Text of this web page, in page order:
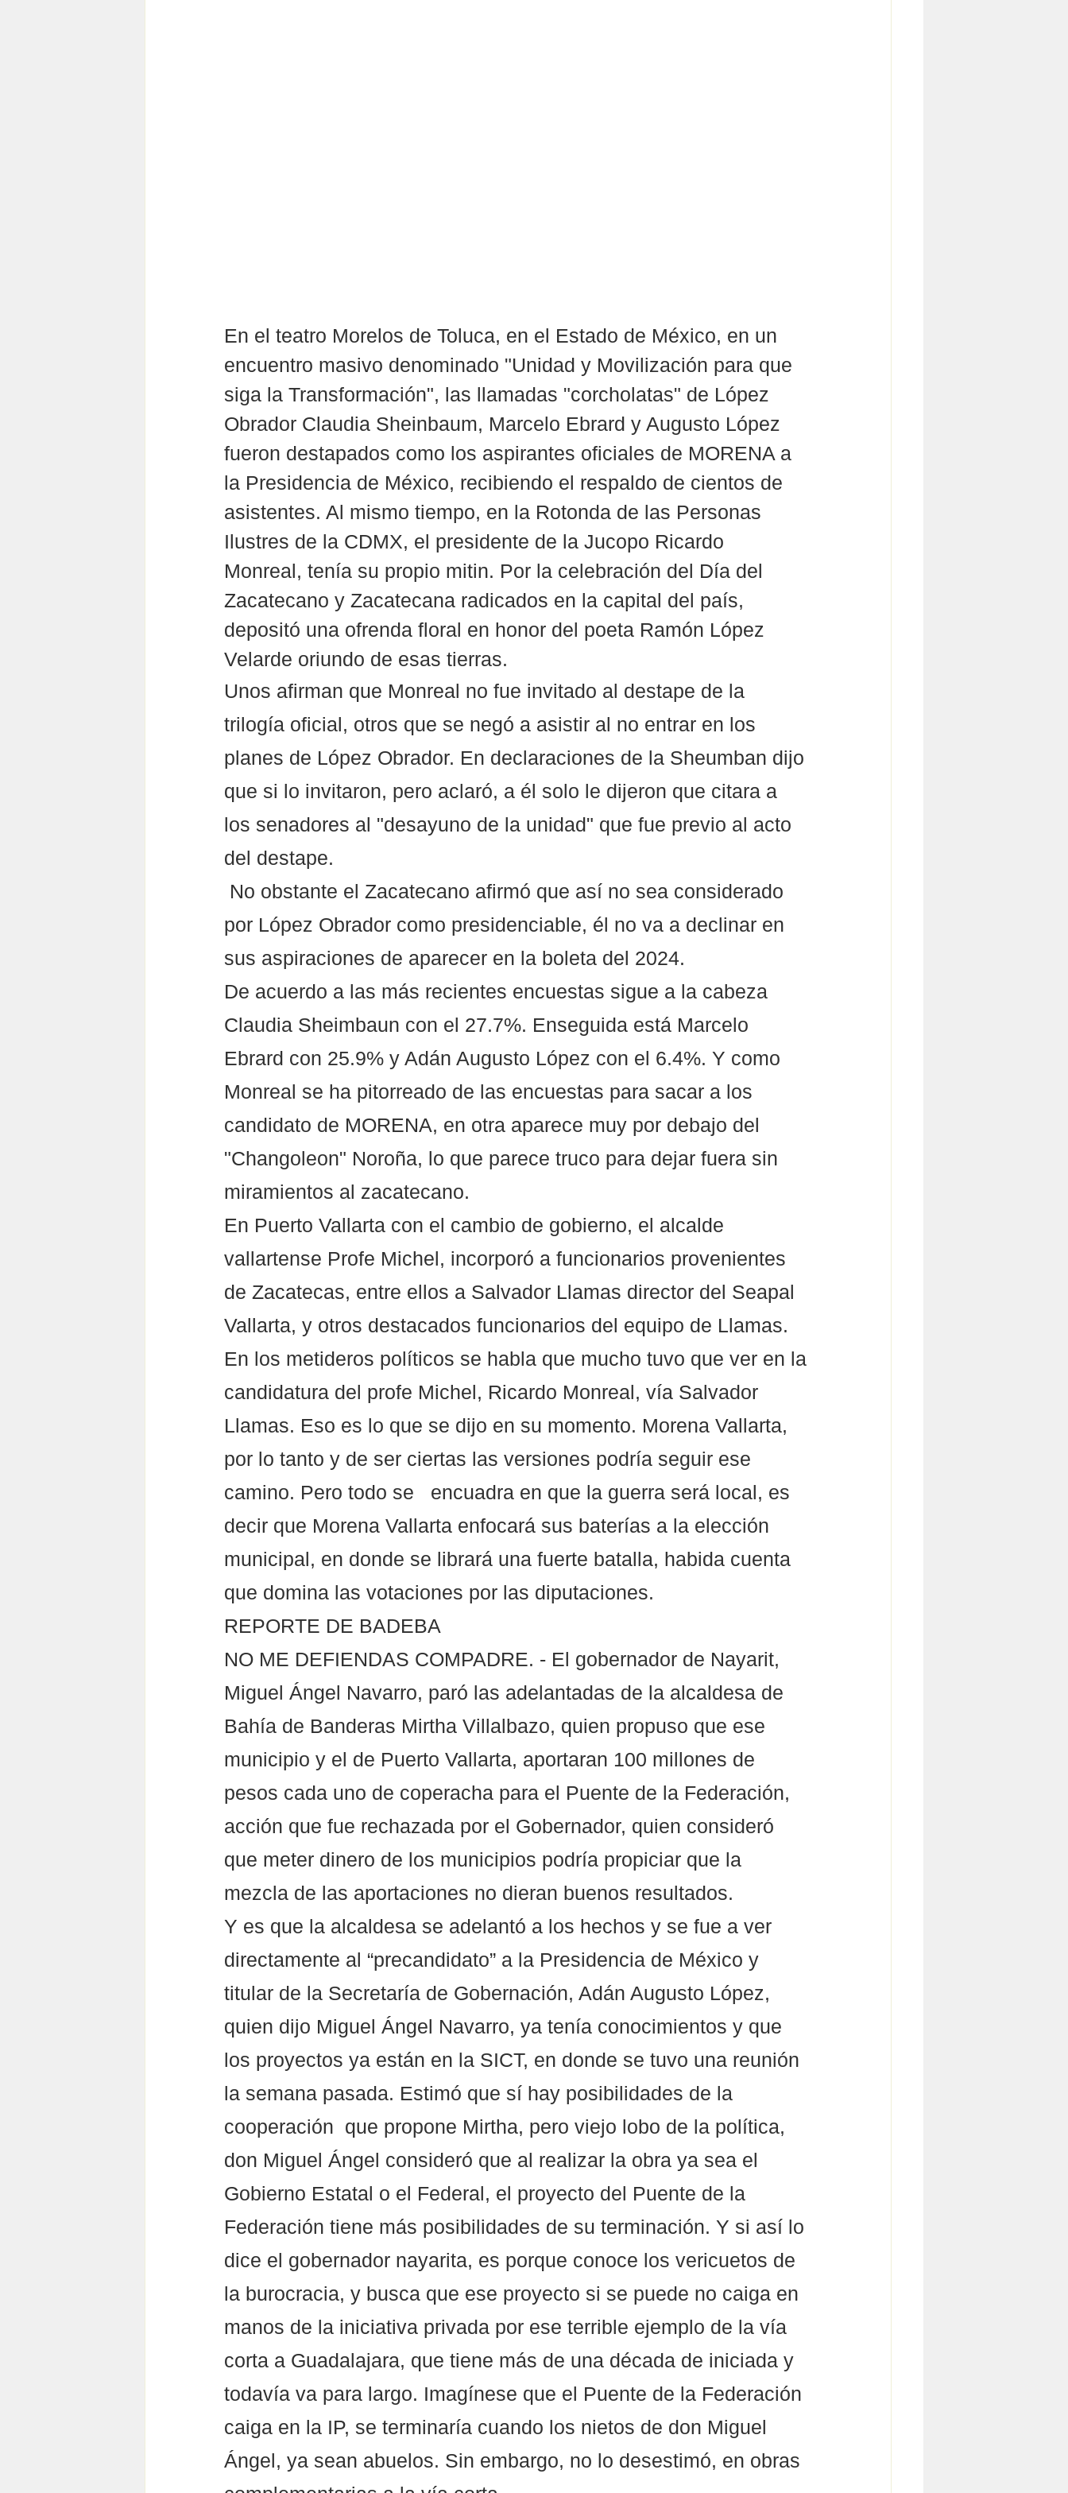
En el teatro Morelos de Toluca, en el Estado de México, en un
encuentro masivo denominado "Unidad y Movilización para que
siga la Transformación", las llamadas "corcholatas" de López
Obrador Claudia Sheinbaum, Marcelo Ebrard y Augusto López
fueron destapados como los aspirantes oficiales de MORENA a
la Presidencia de México, recibiendo el respaldo de cientos de
asistentes. Al mismo tiempo, en la Rotonda de las Personas
Ilustres de la CDMX, el presidente de la Jucopo Ricardo
Monreal, tenía su propio mitin. Por la celebración del Día del
Zacatecano y Zacatecana radicados en la capital del país,
depositó una ofrenda floral en honor del poeta Ramón López
Velarde oriundo de esas tierras.
Unos afirman que Monreal no fue invitado al destape de la
trilogía oficial, otros que se negó a asistir al no entrar en los
planes de López Obrador. En declaraciones de la Sheumban dijo
que si lo invitaron, pero aclaró, a él solo le dijeron que citara a
los senadores al "desayuno de la unidad" que fue previo al acto
del destape.
por López Obrador como presidenciable, él no va a declinar en
sus aspiraciones de aparecer en la boleta del 2024.
De acuerdo a las más recientes encuestas sigue a la cabeza
Claudia Sheimbaun con el 27.7%. Enseguida está Marcelo
Ebrard con 25.9% y Adán Augusto López con el 6.4%. Y como
Monreal se ha pitorreado de las encuestas para sacar a los
candidato de MORENA, en otra aparece muy por debajo del
"Changoleon" Noroña, lo que parece truco para dejar fuera sin
miramientos al zacatecano.
En Puerto Vallarta con el cambio de gobierno, el alcalde
vallartense Profe Michel, incorporó a funcionarios provenientes
de Zacatecas, entre ellos a Salvador Llamas director del Seapal
Vallarta, y otros destacados funcionarios del equipo de Llamas.
En los metideros políticos se habla que mucho tuvo que ver en la
candidatura del profe Michel, Ricardo Monreal, vía Salvador
Llamas. Eso es lo que se dijo en su momento. Morena Vallarta,
por lo tanto y de ser ciertas las versiones podría seguir ese
camino. Pero todo se   encuadra en que la guerra será local, es
decir que Morena Vallarta enfocará sus baterías a la elección
municipal, en donde se librará una fuerte batalla, habida cuenta
que domina las votaciones por las diputaciones.
REPORTE DE BADEBA
NO ME DEFIENDAS COMPADRE. - El gobernador de Nayarit,
Miguel Ángel Navarro, paró las adelantadas de la alcaldesa de
Bahía de Banderas Mirtha Villalbazo, quien propuso que ese
municipio y el de Puerto Vallarta, aportaran 100 millones de
pesos cada uno de coperacha para el Puente de la Federación,
acción que fue rechazada por el Gobernador, quien consideró
que meter dinero de los municipios podría propiciar que la
mezcla de las aportaciones no dieran buenos resultados.
Y es que la alcaldesa se adelantó a los hechos y se fue a ver
directamente al “precandidato” a la Presidencia de México y
titular de la Secretaría de Gobernación, Adán Augusto López,
quien dijo Miguel Ángel Navarro, ya tenía conocimientos y que
los proyectos ya están en la SICT, en donde se tuvo una reunión
la semana pasada. Estimó que sí hay posibilidades de la
cooperación  que propone Mirtha, pero viejo lobo de la política,
don Miguel Ángel consideró que al realizar la obra ya sea el
Gobierno Estatal o el Federal, el proyecto del Puente de la
Federación tiene más posibilidades de su terminación. Y si así lo
dice el gobernador nayarita, es porque conoce los vericuetos de
la burocracia, y busca que ese proyecto si se puede no caiga en
manos de la iniciativa privada por ese terrible ejemplo de la vía
corta a Guadalajara, que tiene más de una década de iniciada y
todavía va para largo. Imagínese que el Puente de la Federación
caiga en la IP, se terminaría cuando los nietos de don Miguel
Ángel, ya sean abuelos. Sin embargo, no lo desestimó, en obras